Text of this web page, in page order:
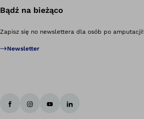
Bądź na bieżąco
Zapisz się no newslettera dla osób po amputacji!
Newsletter